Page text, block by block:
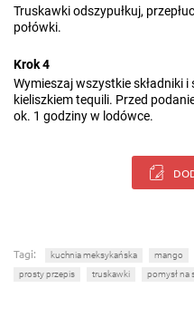
Truskawki odszypułkuj,
połówki.
Krok 4
Wymieszaj wszystkie składniki
kieliszkiem tequili. Przed
ok. 1 godziny w lodówce.
Tagi: kuchnia meksykańska mango
prosty przepis
truskawki pomysł na